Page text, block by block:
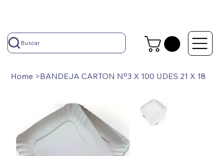
Buscar
Home >BANDEJA CARTON Nº3 X 100 UDES 21 X 18